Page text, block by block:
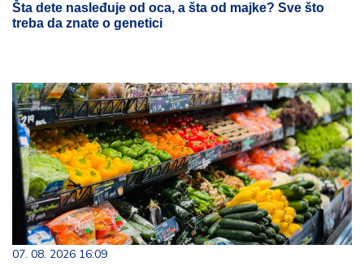
Šta dete nasleđuje od oca, a šta od majke? Sve što
treba da znate o genetici
07. 08. 2026 16:09